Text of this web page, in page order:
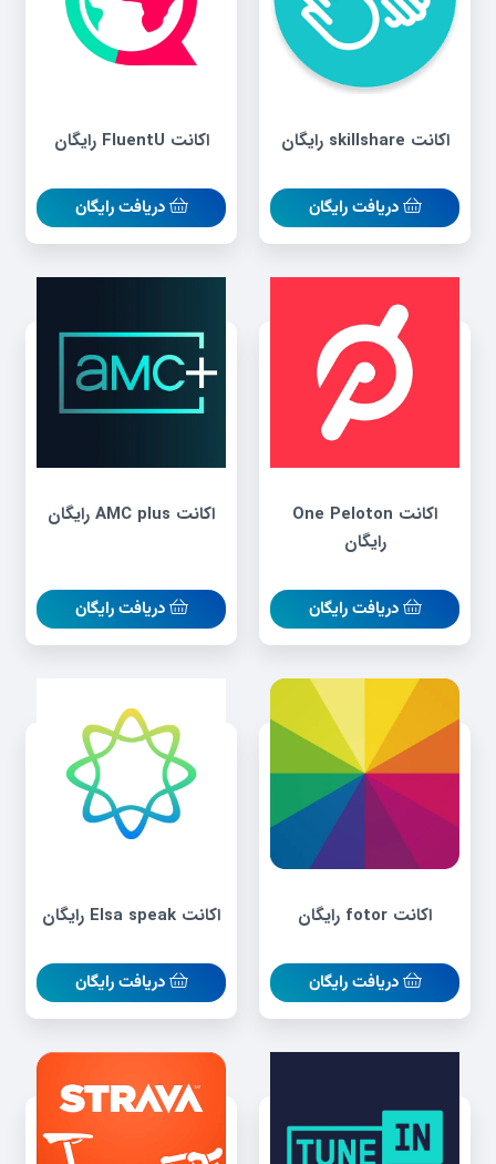
اکانت skillshare رایگان
دریافت رایگان
اکانت FluentU رایگان
دریافت رایگان
اکانت One Peloton
رایگان
دریافت رایگان
اکانت AMC plus رایگان
دریافت رایگان
اکانت fotor رایگان
دریافت رایگان
اکانت Elsa speak رایگان
دریافت رایگان